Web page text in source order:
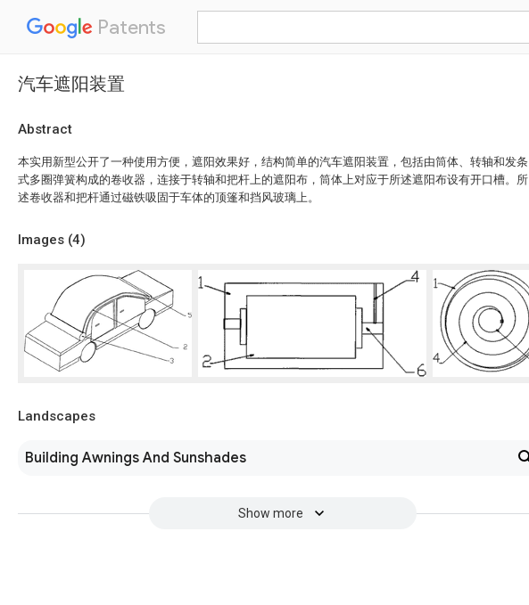
Patents
汽车遮阳装置
Abstract
本实用新型公开了一种使用方便，遮阳效果好，结构简单的汽车遮阳装置，包括由筒体、转轴和发条
式多圈弹簧构成的卷收器，连接于转轴和把杆上的遮阳布，筒体上对应于所述遮阳布设有开口槽。所
述卷收器和把杆通过磁铁吸固于车体的顶篷和挡风玻璃上。
Images (4)
Landscapes
Building Awnings And Sunshades
Show more